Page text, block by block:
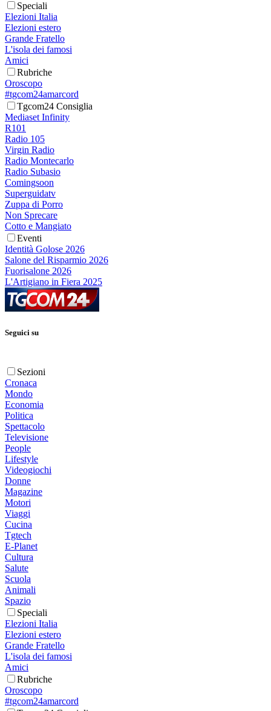
Speciali
Elezioni Italia
Elezioni estero
Grande Fratello
L'isola dei famosi
Amici
Rubriche
Oroscopo
#tgcom24amarcord
Tgcom24 Consiglia
Mediaset Infinity
R101
Radio 105
Virgin Radio
Radio Montecarlo
Radio Subasio
Comingsoon
Superguidatv
Zuppa di Porro
Non Sprecare
Cotto e Mangiato
Eventi
Identità Golose 2026
Salone del Risparmio 2026
Fuorisalone 2026
L'Artigiano in Fiera 2025
Seguici su
Sezioni
Cronaca
Mondo
Economia
Politica
Spettacolo
Televisione
People
Lifestyle
Videogiochi
Donne
Magazine
Motori
Viaggi
Cucina
Tgtech
E-Planet
Cultura
Salute
Scuola
Animali
Spazio
Speciali
Elezioni Italia
Elezioni estero
Grande Fratello
L'isola dei famosi
Amici
Rubriche
Oroscopo
#tgcom24amarcord